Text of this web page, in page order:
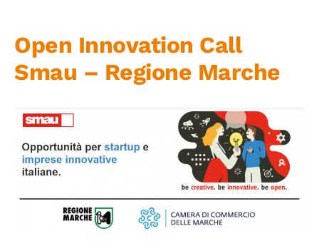
Ambiti
Iniziative
News ed Eventi
Contatti
Open Innovation Call
Smau – Regione Marche